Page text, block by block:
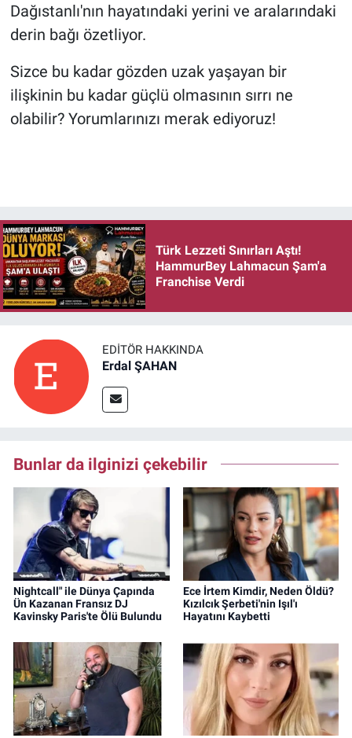
Dağıstanlı'nın hayatındaki yerini ve aralarındaki
derin bağı özetliyor.
Sizce bu kadar gözden uzak yaşayan bir
ilişkinin bu kadar güçlü olmasının sırrı ne
olabilir? Yorumlarınızı merak ediyoruz!
Türk Lezzeti Sınırları Aştı!
HammurBey Lahmacun Şam'a
Franchise Verdi
EDITÖR HAKKINDA
Erdal ŞAHAN
Bunlar da ilginizi çekebilir
Nightcall" ile Dünya Çapında
Ün Kazanan Fransız DJ
Kavinsky Paris'te Ölü Bulundu
Ece İrtem Kimdir, Neden Öldü?
Kızılcık Şerbeti'nin Işıl'ı
Hayatını Kaybetti